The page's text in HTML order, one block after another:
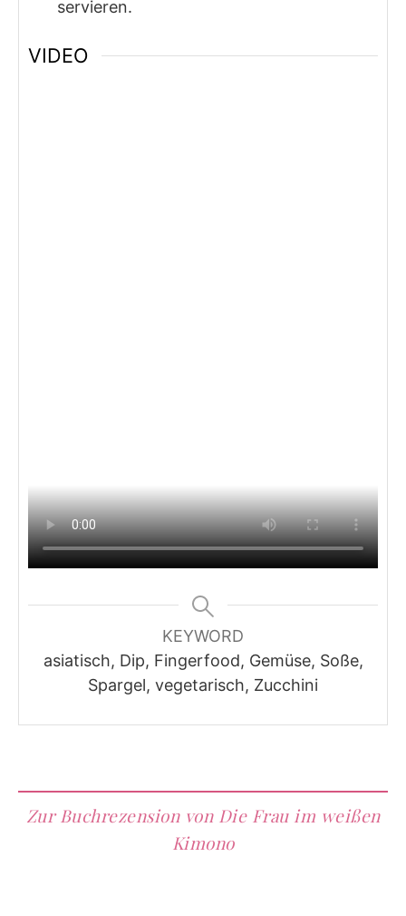
servieren.
VIDEO
KEYWORD
asiatisch, Dip, Fingerfood, Gemüse, Soße,
Spargel, vegetarisch, Zucchini
Zur Buchrezension von Die Frau im weißen
Kimono